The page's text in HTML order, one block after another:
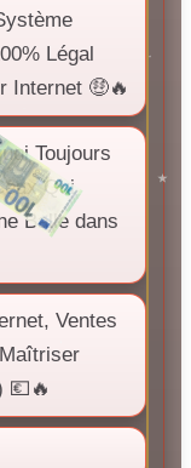
Légal
Internet 🤑🔥
Toujours
Qui
Balle dans
Ventes
💶🔥